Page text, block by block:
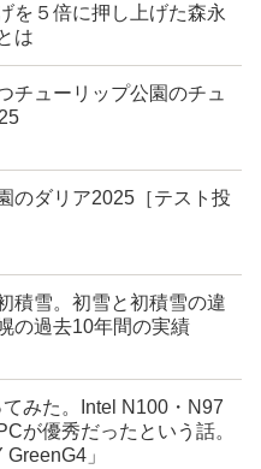
を５倍に押し上げた森永
は
チューリップ公園のチュ
のダリア2025［テスト投
積雪。初雪と初積雪の違
の過去10年間の実績
てみた。Intel N100・N97
が優秀だったという話。
GreenG4」